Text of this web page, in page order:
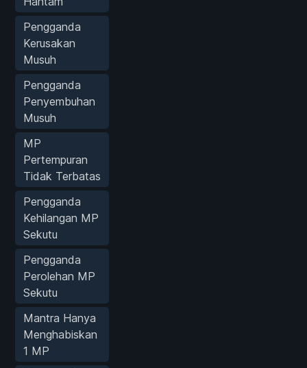
Pengganda
Kerusakan
Musuh
Pengganda
Penyembuhan
Musuh
MP
Pertempuran
Tidak Terbatas
Pengganda
Kehilangan MP
Sekutu
Pengganda
Perolehan MP
Sekutu
Mantra Hanya
Menghabiskan
1 MP